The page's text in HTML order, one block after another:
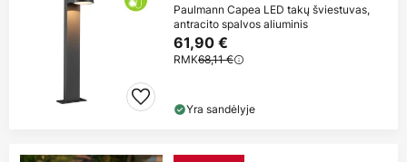
Paulmann Capea LED takų šviestuvas,
antracito spalvos aliuminis
61,90 €
RMK68,11 €
Yra sandėlyje